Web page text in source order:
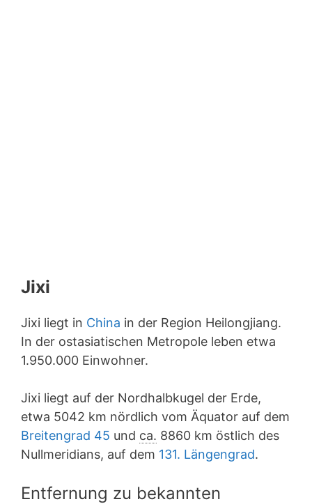
Jixi
Jixi liegt in China in der Region Heilongjiang.
In der ostasiatischen Metropole leben etwa
1.950.000 Einwohner.
Jixi liegt auf der Nordhalbkugel der Erde,
etwa 5042 km nördlich vom Äquator auf dem
Breitengrad 45 und ca. 8860 km östlich des
Nullmeridians, auf dem 131. Längengrad.
Entfernung zu bekannten